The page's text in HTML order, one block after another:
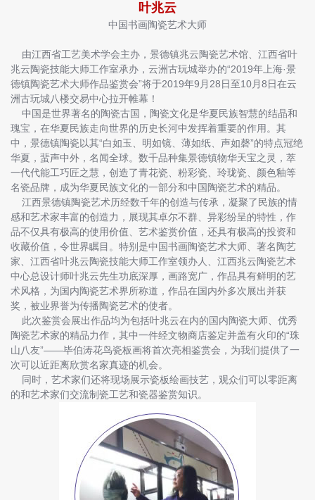
叶兆云
中国书画陶瓷艺术大师
由江西省工艺美术学会主办，景德镇兆云陶瓷艺术馆、江西省叶
兆云陶瓷技能大师工作室承办，云洲古玩城举办的“2019年上海·景
德镇陶瓷艺术大师作品鉴赏会”将于2019年9月28日至10月8日在云
洲古玩城八楼交易中心拉开帷幕！
中国是世界著名的陶瓷古国，陶瓷文化是华夏民族智慧的结晶和
瑰宝，在华夏民族走向世界的历史长河中发挥着重要的作用。其
中，景德镇陶瓷以其“白如玉、明如镜、薄如纸、声如磬”的特点冠绝
华夏，蜚声中外，名闻全球。数千品种集景德镇物华天宝之灵，萃
一代代能工巧匠之慧，创造了青花瓷、粉彩瓷、玲珑瓷、颜色釉等
名瓷品牌，成为华夏民族文化的一部分和中国陶瓷艺术的精品。
江西景德镇陶瓷艺术历经数千年的创造与传承，凝聚了民族的情
感和艺术家丰富的创造力，展现其卓尔不群、异彩纷呈的特性，作
品不仅具有极高的使用价值、艺术鉴赏价值，还具有极高的投资和
收藏价值，令世界瞩目。特别是中国书画陶瓷艺术大师、著名陶艺
家、江西省叶兆云陶瓷技能大师工作室领办人、江西兆云陶瓷艺术
中心总设计师叶兆云先生功底深厚，画路宽广，作品具有鲜明的艺
术风格，为国内陶瓷艺术界所称道，作品在国内外多次展出并获
奖，被业界誉为传播陶瓷艺术的使者。
此次鉴赏会展出作品均为包括叶兆云在内的国内陶瓷大师、优秀
陶瓷艺术家的精品力作，其中一件经文物商店鉴定并盖有火印的“珠
山八友”——毕伯涛花鸟瓷板画将首次亮相鉴赏会，为我们提供了一
次可以近距离欣赏名家真迹的机会。
同时，艺术家们还将现场展示瓷板绘画技艺，观众们可以零距离
的和艺术家们交流制瓷工艺和瓷器鉴赏知识。